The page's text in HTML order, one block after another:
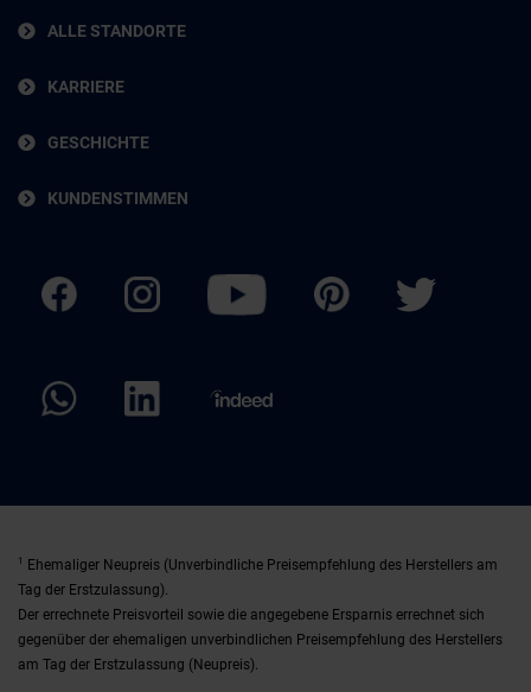
ALLE STANDORTE
KARRIERE
GESCHICHTE
KUNDENSTIMMEN
1
Ehemaliger Neupreis (Unverbindliche Preisempfehlung des Herstellers am
Tag der Erstzulassung).
Der errechnete Preisvorteil sowie die angegebene Ersparnis errechnet sich
gegenüber der ehemaligen unverbindlichen Preisempfehlung des Herstellers
am Tag der Erstzulassung (Neupreis).